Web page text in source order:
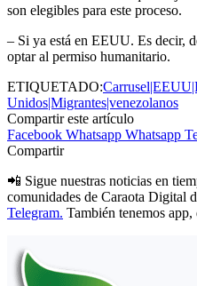
son elegibles para este proceso.
– Si ya está en EEUU. Es decir,
optar al permiso humanitario.
ETIQUETADO:
Unidos|Migrantes|venezolanos
Compartir este artículo
Facebook Whatsapp Whatsapp
Compartir
📲 Sigue nuestras noticias en
comunidades de Caraota Digital
Telegram. También tenemos app,